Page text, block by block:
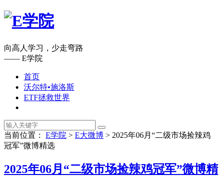
向高人学习，少走弯路
—— E学院
首页
沃尔特•施洛斯
ETF拯救世界
当前位置： E学院 > E大微博 > 2025年06月“二级市场捡辣鸡
冠军”微博精选
2025年06月“二级市场捡辣鸡冠军”微博精